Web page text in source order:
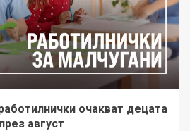
очакват децата
август